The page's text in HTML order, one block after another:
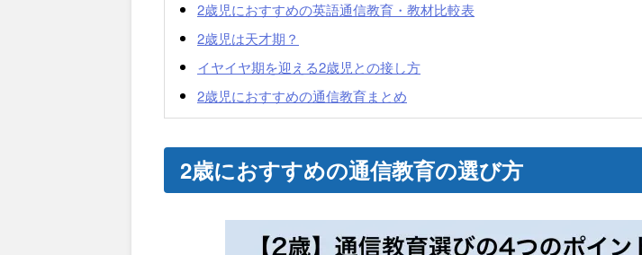
2歳児におすすめの英語通信教育・教材比較表
2歳児は天才期？
イヤイヤ期を迎える2歳児との接し方
2歳児におすすめの通信教育まとめ
2歳におすすめの通信教育の選び方